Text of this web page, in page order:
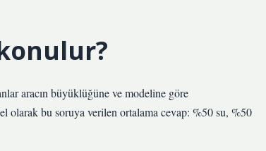
aracın büyüklüğüne ve modeline göre
olarak bu soruya verilen ortalama cevap: %50 su, %50